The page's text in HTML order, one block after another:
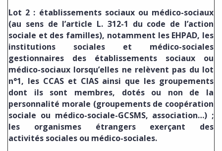
Lot 2 : établissements sociaux ou médico-sociaux
(au sens de l’article L. 312-1 du code de l’action
sociale et des familles), notamment les EHPAD, les
institutions sociales et médico-sociales
gestionnaires des établissements sociaux ou
médico-sociaux lorsqu’elles ne relèvent pas du lot
n°1, les CCAS et CIAS ainsi que les groupements
dont ils sont membres, dotés ou non de la
personnalité morale (groupements de coopération
sociale ou médico-sociale-GCSMS, association…) ;
les organismes étrangers exerçant des
activités sociales ou médico-sociales.